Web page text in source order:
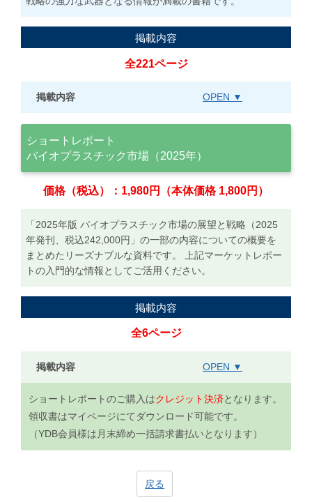
掲載内容
全221ページ
掲載内容 OPEN ▼
ショートレポート
バイオプラスチック市場（2025年）
価格（税込）：1,980円（本体価格 1,800円）
「2025年版 バイオプラスチック市場の展望と戦略（2025
年発刊、税込242,000円」の一部の内容についての概要を
まとめたリーズナブルな資料です。 上記マーケットレポー
トの入門的な情報としてご活用ください。
掲載内容
全6ページ
掲載内容 OPEN ▼
ショートレポートのご購入はクレジット決済となります。
領収書はマイページにてダウンロード可能です。
（YDB会員様は月末締め一括請求書払いとなります）
戻る